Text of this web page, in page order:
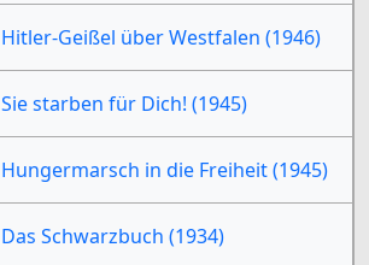
Hitler-Geißel über Westfalen (1946)
Sie starben für Dich! (1945)
Hungermarsch in die Freiheit (1945)
Das Schwarzbuch (1934)